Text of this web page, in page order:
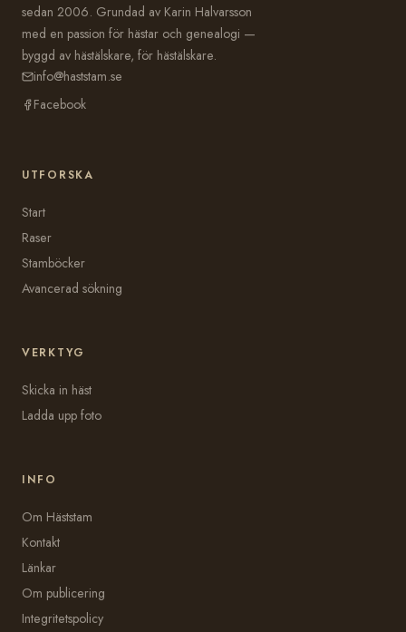
sedan 2006. Grundad av Karin Halvarsson
med en passion för hästar och genealogi —
byggd av hästälskare, för hästälskare.
info@haststam.se
Facebook
UTFORSKA
Start
Raser
Stamböcker
Avancerad sökning
VERKTYG
Skicka in häst
Ladda upp foto
INFO
Om Häststam
Kontakt
Länkar
Om publicering
Integritetspolicy